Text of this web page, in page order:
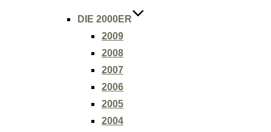
DIE 2000ER
2009
2008
2007
2006
2005
2004